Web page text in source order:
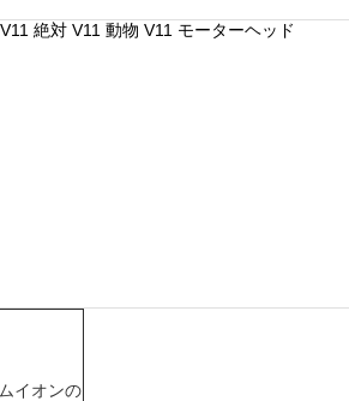
絶対 V11 動物 V11 モーターヘッド
イオンの